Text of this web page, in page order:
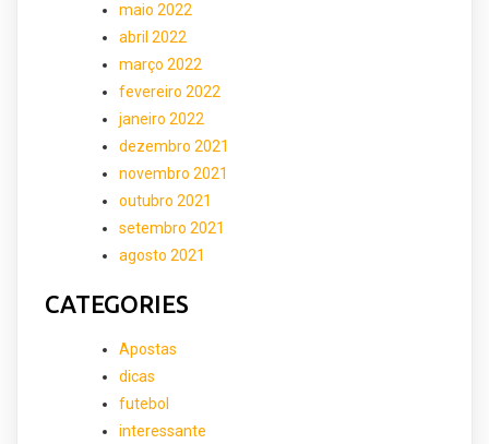
maio 2022
abril 2022
março 2022
fevereiro 2022
janeiro 2022
dezembro 2021
novembro 2021
outubro 2021
setembro 2021
agosto 2021
CATEGORIES
Apostas
dicas
futebol
interessante